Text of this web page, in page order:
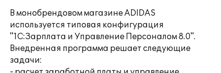
В монобрендовом магазине ADIDAS
используется типовая конфигурация
"1С:Зарплата и Управление Персоналом 8.0".
Внедренная программа решает следующие
задачи: